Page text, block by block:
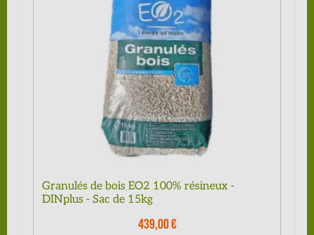
Granulés de bois EO2 100% résineux -
DINplus - Sac de 15kg
439,00 €